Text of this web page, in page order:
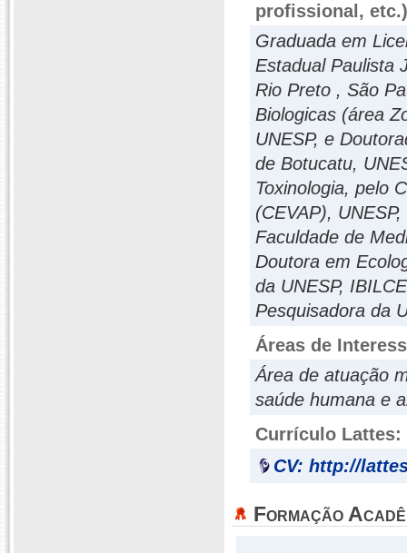
profissional, etc.)
Graduada em
Estadual Paulista
Rio Preto , São
Biologicas (área
UNESP, e
de Botucatu,
Toxinologia, pelo
(CEVAP),
Faculdade de
Doutora em
da UNESP,
Pesquisadora da
Áreas de
Área de atuação
saúde humana e
Currículo Lattes:
CV: http://
Formação